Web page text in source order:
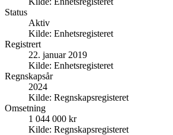
Status
Aktiv
Kilde: Enhetsregisteret
Registrert
22. januar 2019
Kilde: Enhetsregisteret
Regnskapsår
2024
Kilde: Regnskapsregisteret
Omsetning
1 044 000 kr
Kilde: Regnskapsregisteret